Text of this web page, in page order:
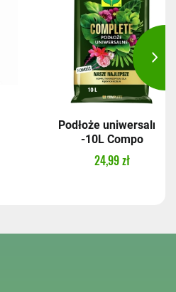
Podłoże uniwersalne
-10L Compo
24,99 zł